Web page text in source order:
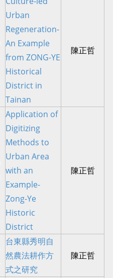
Urban
Regeneration-
An Example
from ZONG-YE
Historical
District in
Tainan
陳正哲
Application of
Digitizing
Methods to
Urban Area
with an
Example-
Zong-Ye
Historic
District
陳正哲
台東縣秀明自
然農法耕作方
式之研究
陳正哲